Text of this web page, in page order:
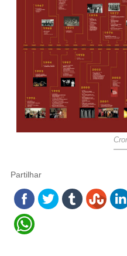
Partilhar